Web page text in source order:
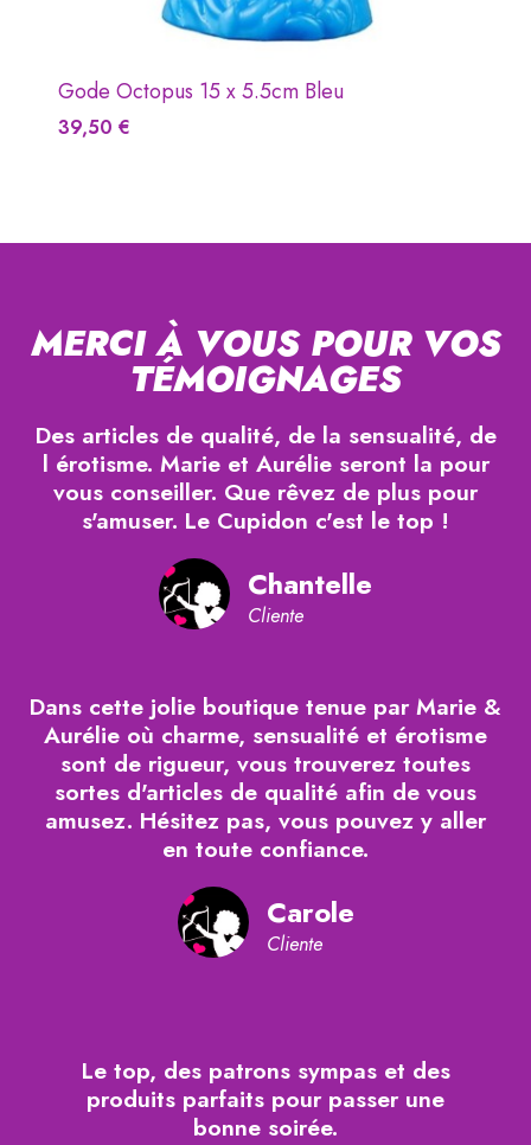
Gode Octopus 15 x 5.5cm Rose
41,90 €
MERCI À VOUS POUR VOS
TÉMOIGNAGES
Des articles de qualité, de la sensualité, de
l érotisme. Marie et Aurélie seront la pour
vous conseiller. Que rêvez de plus pour
s'amuser. Le Cupidon c'est le top !
Chantelle
Cliente
Dans cette jolie boutique tenue par Marie &
Aurélie où charme, sensualité et érotisme
sont de rigueur, vous trouverez toutes
sortes d'articles de qualité afin de vous
amusez. Hésitez pas, vous pouvez y aller
en toute confiance.
Carole
Cliente
Le top, des patrons sympas et des
produits parfaits pour passer une
bonne soirée.